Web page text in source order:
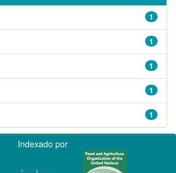
1
1
1
1
1
Indexado por